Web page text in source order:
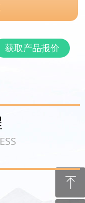
获取产品报价
ꁸ